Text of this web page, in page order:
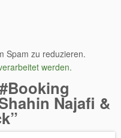
Spam zu reduzieren.
werden.
#Booking
Najafi &
”